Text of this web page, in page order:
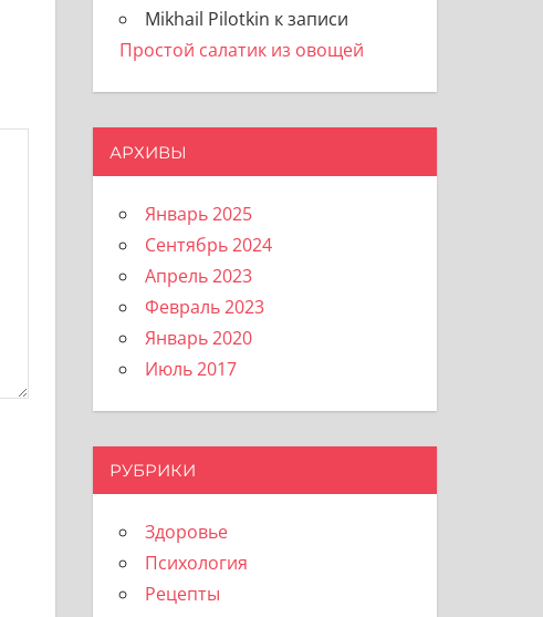
Mikhail Pilotkin к записи
Простой салатик из овощей
АРХИВЫ
Январь 2025
Сентябрь 2024
Апрель 2023
Февраль 2023
Январь 2020
Июль 2017
РУБРИКИ
Здоровье
Психология
Рецепты